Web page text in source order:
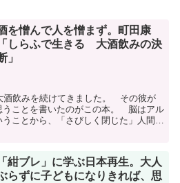
を憎んで人を憎まず。町田康
「しらふで生きる 大酒飲みの決
」
酒飲みを続けてきました。 その彼が
うことを書いたのがこの本。 脳はアル
ことから、「さびしく閉じた」人間の
「紺ブレ」に学ぶ日本再生。大人
らずに子どもになりきれば、思